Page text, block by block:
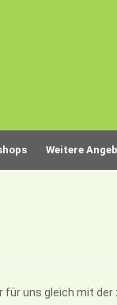
Weitere
für uns gleich mit